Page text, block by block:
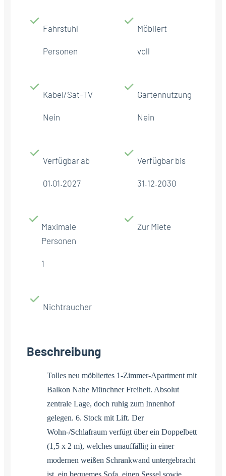
Fahrstuhl
Personen
Möbliert
voll
Kabel/Sat-TV
Nein
Gartennutzung
Nein
Verfügbar ab
01.01.2027
Verfügbar bis
31.12.2030
Maximale
Personen
1
Zur Miete
Nichtraucher
Beschreibung
Tolles neu möbliertes 1-Zimmer-Apartment mit
Balkon Nahe Münchner Freiheit. Absolut
zentrale Lage, doch ruhig zum Innenhof
gelegen. 6. Stock mit Lift. Der
Wohn-/Schlafraum verfügt über ein Doppelbett
(1,5 x 2 m), welches unauffällig in einer
modernen weißen Schrankwand untergebracht
ist, ein bequemes Sofa, einen Sessel sowie